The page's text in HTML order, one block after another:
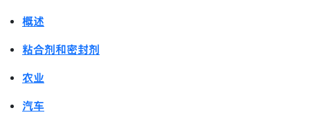
概述
粘合剂和密封剂
农业
汽车